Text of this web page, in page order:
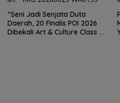
“Seni Jadi Senjata Duta
Daerah, 20 Finalis POI 2026
Dibekali Art & Culture Class di